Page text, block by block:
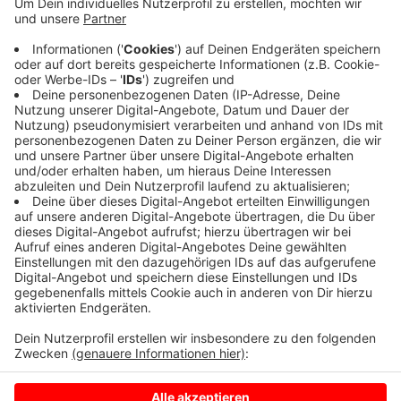
Er war auf dem Radweg mit einer Mülltonne
zusammengestoßen, gestürzt, von einem LKW erfasst
und gegen ein weiteres Auto im Gegenverkehr
geschleudert worden. Ein Rettungshubschrauber war
im Einsatz. Die B525 war für mehrere Stunden
gesperrt. Experten der Polizei waren im Einsatz.
Anzeige
Anzeige